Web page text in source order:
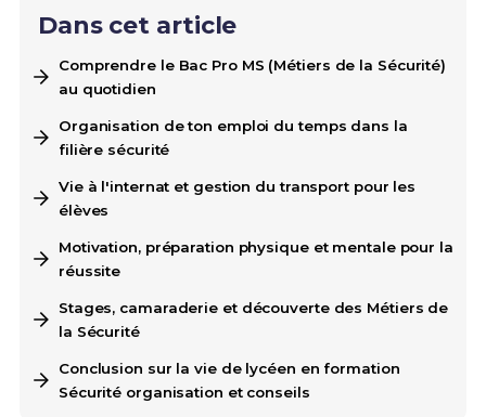
Dans cet article
Comprendre le Bac Pro MS (Métiers de la Sécurité)
au quotidien
Organisation de ton emploi du temps dans la
filière sécurité
Vie à l'internat et gestion du transport pour les
élèves
Motivation, préparation physique et mentale pour la
réussite
Stages, camaraderie et découverte des Métiers de
la Sécurité
Conclusion sur la vie de lycéen en formation
Sécurité organisation et conseils